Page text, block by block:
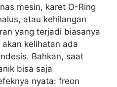
mesin, karet O-Ring
atau kehilangan
yang terjadi biasanya
kelihatan ada
Bahkan, saat
bisa saja
nyata: freon